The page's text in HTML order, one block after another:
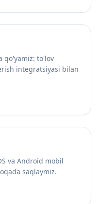
qo'yamiz: to'lov
integratsiyasi bilan
va Android mobil
saqlaymiz.